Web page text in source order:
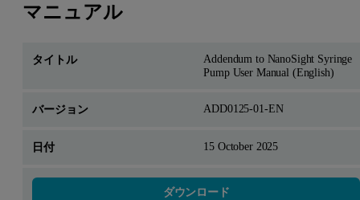
マニュアル
Addendum to NanoSight Syringe
Pump User Manual (English)
ADD0125-01-EN
15 October 2025
ダウンロード